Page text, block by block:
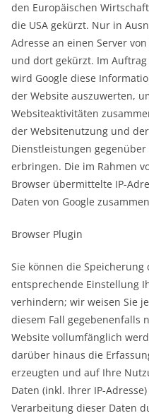
den Europäischen
die USA gekürzt. Nur in
Adresse an einen Server
und dort gekürzt. Im
wird Google diese
der Website auszuwerten,
Websiteaktivitäten
der Websitenutzung und
Dienstleistungen
erbringen. Die im Rahmen
Browser übermittelte IP-
Daten von Google
Browser Plugin
Sie können die Speicherung
entsprechende Einstellung
verhindern; wir weisen Sie
diesem Fall gegebenenfalls
Website vollumfänglich
darüber hinaus die
erzeugten und auf Ihre
Daten (inkl. Ihrer IP-
Verarbeitung dieser Daten